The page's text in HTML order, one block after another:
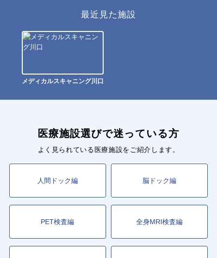
最近見た施設
メディカルスキャニング川口
医療施設選びで迷っている方
よく見られている医療施設をご紹介します。
人間ドック編 脳ドック編
PET検査編 全身MRI検査編